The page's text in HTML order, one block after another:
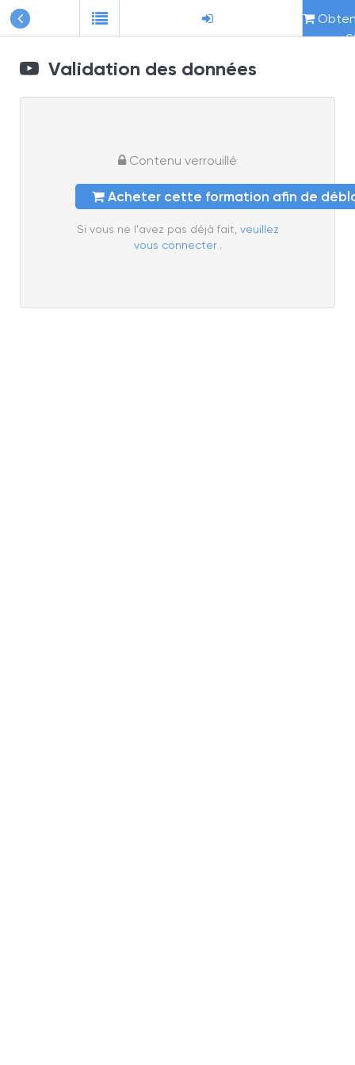
Validation des données
Contenu verrouillé
Acheter cette formation afin de
Si vous ne l'avez pas déjà fait, veuillez
vous connecter .